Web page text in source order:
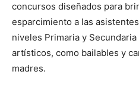
concursos diseñados para
esparcimiento a las
niveles Primaria y
artísticos, como bailables y
madres.